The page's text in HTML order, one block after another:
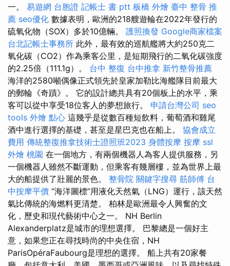
一。 易遊網 台胞證 記帳士 書 ptt 板橋 外燴 臺中 整骨 推
薦 seo優化 數據表明，歐洲的218艘遊輪在2022年發行的
硫氧化物（SOX）多於10億輛。 護照換發 Google商家檔案
台北記帳士事務所 此外，最有效的巡航艦將大約250克二
氧化碳（CO2）作為乘客公里，是短期飛行的二氧化碳強度
的2.25倍（111.1g）。 台中 整復 台中推拿 新竹整骨推薦
海洋的2580噸偶像正式領先於皇家加勒比海艦隊目前最大
的郵輪《奇蹟》。 它的設計總共具有20個板上的水平，乘
客可以從中享受18位客人的夢想旅行。 申請台灣公司 seo
tools 外燴 點心 這幾乎是從數百種短飲料，葡萄酒和雞尾
酒中進行選擇的基礎，甚至是星巴克也在船上。 協會成立
費用 傳統整復推拿技術士證照班2023 身體按摩 按摩 ssl
外燴 桃園 在一個地方，有兩個機器人為客人提供服務，另
一個機器人雖然不斷運動，但乘客有幾層樓，並為世界上最
大的船提供了壯麗的景色。 整骨院 關鍵字搜尋 筋師傅 台
中按摩平價 “海洋圖標”用液化天然氣（LNG）運行，該天然
氣比傳統的海燃料更清楚。 柏林是歐洲最令人興奮的文
化，歷史和現代藝術中心之一。 NH Berlin
Alexanderplatz是城市的理想選擇。 巴黎總是一個好主
意，如果您正在尋找時尚的中央住宿，NH
ParisOpéraFaubourg是理想的選擇。 船上共有20家餐